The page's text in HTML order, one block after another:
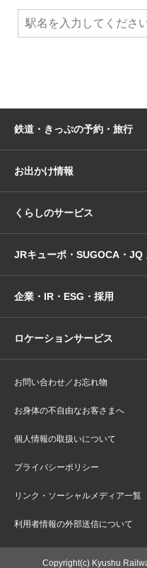
鉄道・きっぷの予約・旅行
お出かけ情報
くらしのサービス
JRキューポ・SUGOCA・JQ
企業・IR・ESG・採用
ロケーションサービス
お問い合わせ／お忘れ物
お身体の不自由なお客さまへ
個人情報の取扱いについて
プライバシーポリシー
リンク・ソーシャルメディア一覧
利用者情報の外部送信について
Copyright(c) Kyushu